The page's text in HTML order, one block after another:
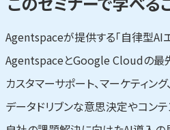
Agentspaceが提供する「自律型AI
AgentspaceとGoogle Cloudの最
カスタマーサポート、マーケティ
データドリブンな意思決定やコン